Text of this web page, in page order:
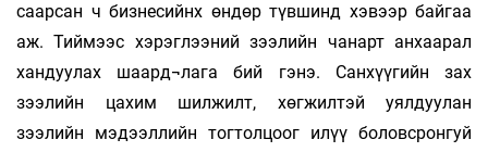
саарсан ч бизнесийнх өндөр түвшинд хэвээр байгаа
аж. Тиймээс хэрэглээний зээлийн чанарт анхаарал
хандуулах шаард¬лага бий гэнэ. Санхүүгийн зах
зээлийн цахим шилжилт, хөгжилтэй уялдуулан
зээлийн мэдээллийн тогтолцоог илүү боловсронгуй